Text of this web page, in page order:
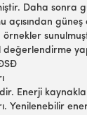
Daha sonra
açısından
Enerji
Yenilenebilir